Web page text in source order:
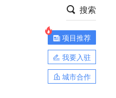
搜索
项目推荐
我要入驻
城市合作